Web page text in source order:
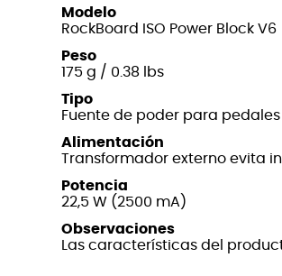
Modelo
RockBoard ISO Power Block V6
Peso
175 g / 0.38 lbs
Tipo
Fuente de poder para pedales
Alimentación
Transformador externo evita
Potencia
22,5 W (2500 mA)
Observaciones
Las características del